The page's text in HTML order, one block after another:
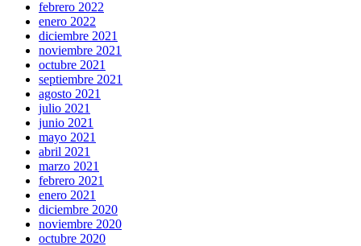
febrero 2022
enero 2022
diciembre 2021
noviembre 2021
octubre 2021
septiembre 2021
agosto 2021
julio 2021
junio 2021
mayo 2021
abril 2021
marzo 2021
febrero 2021
enero 2021
diciembre 2020
noviembre 2020
octubre 2020